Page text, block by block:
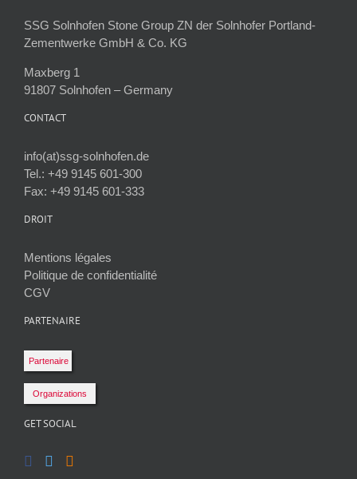
SSG Solnhofen Stone Group ZN der Solnhofer Portland-
Zementwerke GmbH & Co. KG
Maxberg 1
91807 Solnhofen – Germany
CONTACT
info(at)ssg-solnhofen.de
Tel.: +49 9145 601-300
Fax: +49 9145 601-333
DROIT
Mentions légales
Politique de confidentialité
CGV
PARTENAIRE
Partenaire
Organizations
GET SOCIAL